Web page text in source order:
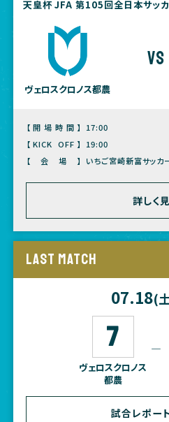
天皇杯 JFA 第105回全日本サッ
ヴェロスクロノス都農
vs
【開場時間】
17:00
【KICK OFF】
19:00
【会場】
いちご宮崎新富サッカ
詳しく
LAST MATCH
07.18(
7
ヴェロスクロノス
都農
―
試合レポー